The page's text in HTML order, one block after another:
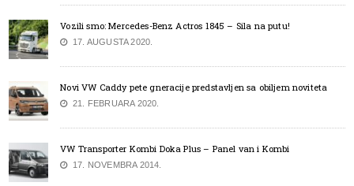
Vozili smo: Mercedes-Benz Actros 1845 – Sila na putu!
17. AUGUSTA 2020.
Novi VW Caddy pete gneracije predstavljen sa obiljem noviteta
21. FEBRUARA 2020.
VW Transporter Kombi Doka Plus – Panel van i Kombi
17. NOVEMBRA 2014.